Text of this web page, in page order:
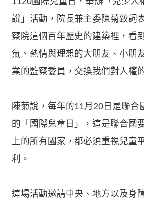
說」活動，院長兼主委陳菊致詞
察院這個百年歷史的建築裡，看
氣、熱情與理想的大朋友、小朋
業的監察委員，交換我們對人權
陳菊說，每年的11月20日是聯合
的「國際兒童日」，這是聯合國
上的所有國家，都必須重視兒童
利。
這場活動邀請中央、地方以及身